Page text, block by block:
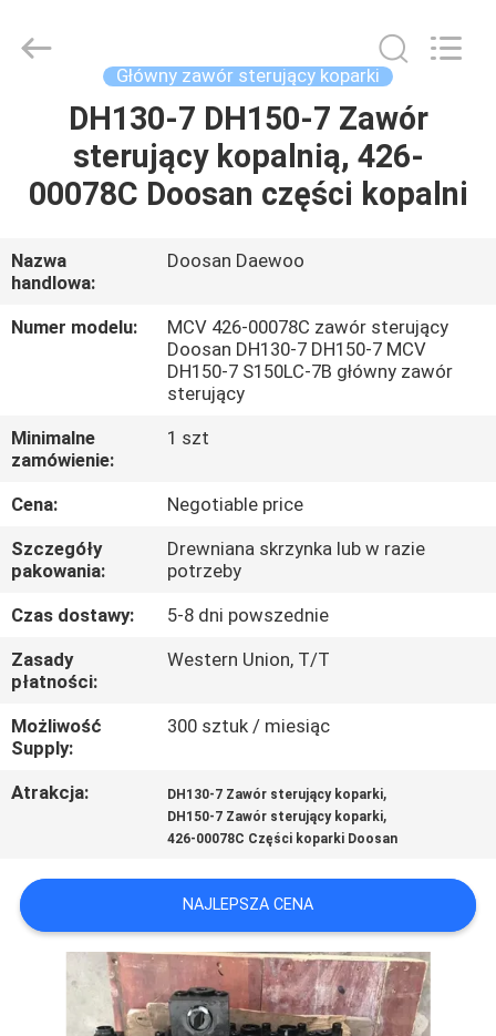
PRODUKTY
FILMY
POKAZ
O
NAS
WYCIECZKA
PO
FABRYCE
KONTROLA
JAKOŚCI
SKONTAKTUJ
NAMI
AKTUALNOŚCI
Machinery
Główny zawór sterujący koparki
DH130-7 DH150-7 Zawór
sterujący kopalnią, 426-
00078C Doosan części kopalni
Nazwa
handlowa:
Doosan Daewoo
Numer modelu:
MCV 426-00078C zawór sterujący
Doosan DH130-7 DH150-7 MCV
DH150-7 S150LC-7B główny zawór
sterujący
Minimalne
zamówienie:
1 szt
Cena:
Negotiable price
Szczegóły
pakowania:
Drewniana skrzynka lub w razie
potrzeby
Czas dostawy:
5-8 dni powszednie
Zasady
płatności:
Western Union, T/T
Możliwość
Supply:
300 sztuk / miesiąc
Atrakcja: DH130-7 Zawór sterujący koparki,
DH150-7 Zawór sterujący koparki,
426-00078C Części koparki Doosan
NAJLEPSZA CENA